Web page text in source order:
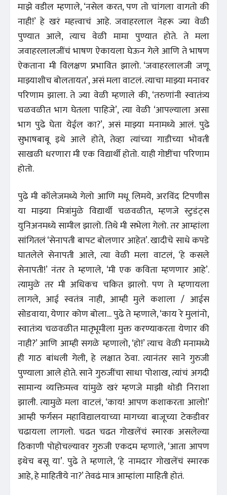
माझे वडील म्हणाले, ‘नसेल करत, पण तो चांगला वागतो की
नाही!’ हे खरं महत्त्वाचं आहे. जवाहरलाल नेहरू ज्या वेळी
पुण्यात आले, त्याच वेळी मामा पुण्यात होते. ते मला
जवाहरलालजींचं भाषण ऐकायला घेऊन गेले आणि ते भाषण
ऐकताना मी विलक्षण प्रभावित झालो. ‘जवाहरलालजी जणू
माझ्याशीच बोलतायत’, असं मला वाटलं. त्याचा माझ्या मनावर
परिणाम झाला. ते ज्या वेळी म्हणाले की, ‘तरुणांनी स्वातंत्र्य
चळवळीत भाग घेतला पाहिजे’, त्या वेळी ‘आपल्याला असा
भाग पुढे घेता येईल का?’, असं माझ्या मनामध्ये आलं. पुढे
सुभाषबाबू इथे आले होते, तेव्हा त्यांच्या गाडीच्या भोवती
साखळी धरणारा मी एक विद्यार्थी होतो. याही गोष्टींचा परिणाम
होतो.
पुढे मी कॉलेजमध्ये गेलो आणि मधू लिमये, अरविंद टिपणीस
या माझ्या मित्रांमुळे विद्यार्थी चळवळीत, म्हणजे स्टुडंट्‌स
युनिअनमध्ये सामील झालो. तिथे मी सभेला गेलो. तर आम्हांला
सांगितलं ‘सेनापती बापट बोलणार आहेत’. खादीचे साधे कपडे
घातलेले सेनापती आले, त्या वेळी मला वाटलं, ‘हे कसले
सेनापती!’ नंतर ते म्हणाले, ‘मी एक कविता म्हणणार आहे’.
त्यामुळे तर मी अधिकच चकित झालो. पण ते म्हणायला
लागले, आई स्वतंत्र नाही, आम्ही मुले कशाला / आईस
सोडवाया, येणार कोण बोला... पुढे ते म्हणाले, ‘काय रे मुलांनो,
स्वातंत्र्य चळवळीत मातृभूमीला मुक्त करण्याकरता येणार की
नाही?’ आणि आम्ही सगळे म्हणालो, ‘हो!’ त्याच वेळी मनामध्ये
ही गाठ बांधली गेली, हे लक्षात ठेवा. त्यानंतर साने गुरुजी
पुण्याला आले होते. साने गुरुजींचा साधा पोशाख, त्यांचं अगदी
सामान्य व्यक्तिमत्त्व यांमुळे खरं म्हणजे माझी थोडी निराशा
झाली. त्यामुळे मला वाटलं, ‘काय! आपण कशाकरता आलो!’
आम्ही फर्गसन महाविद्यालयाच्या मागच्या बाजूच्या टेकडीवर
चढायला लागलो. चढत चढत गोखलेंचं स्मारक असलेल्या
ठिकाणी पोहोचल्यावर गुरुजी एकदम म्हणाले, ‘आता आपण
इथेच बसू या’. पुढे ते म्हणाले, ‘हे नामदार गोखलेंचं स्मारक
आहे, हे माहितीये ना?’ तेवढं मात्र आम्हांला माहिती होतं.